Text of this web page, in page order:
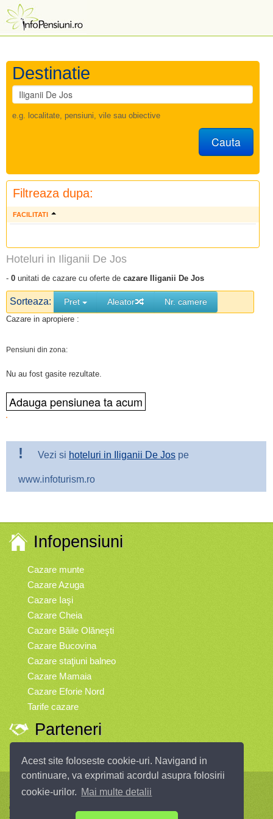
Acest site foloseste cookie-uri. Navigand in
continuare, va exprimati acordul asupra folosirii
cookie-urilor. Mai multe detalii
Destinatie
e.g. localitate, pensiuni, vile sau obiective
Cauta
Filtreaza dupa:
FACILITATI
Hoteluri in Iliganii De Jos
- 0 unitati de cazare cu oferte de cazare Iliganii De Jos
Sorteaza: Pret Aleator Nr. camere
Cazare in apropiere :
Pensiuni din zona:
Nu au fost gasite rezultate.
! Vezi si hoteluri in Iliganii De Jos pe
www.infoturism.ro
Infopensiuni
Cazare munte
Cazare Azuga
Cazare Iaşi
Cazare Cheia
Cazare Băile Olăneşti
Cazare Bucovina
Cazare staţiuni balneo
Cazare Mamaia
Cazare Eforie Nord
Tarife cazare
Parteneri
speciale, rezervări online.
© 2004 - 2026 SC InfoTurism Media SRL.